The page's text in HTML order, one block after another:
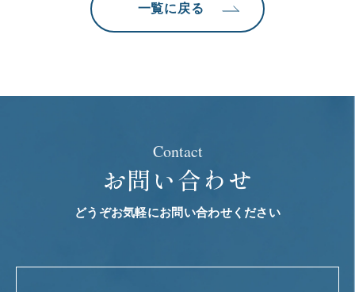
一覧に戻る
Contact
お問い合わせ
どうぞお気軽にお問い合わせください